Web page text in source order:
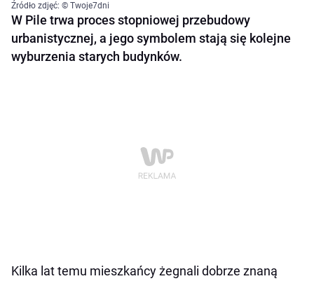
Źródło zdjęć: © Twoje7dni
W Pile trwa proces stopniowej przebudowy
urbanistycznej, a jego symbolem stają się kolejne
wyburzenia starych budynków.
Kilka lat temu mieszkańcy żegnali dobrze znaną